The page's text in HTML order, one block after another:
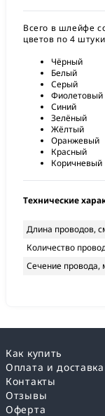
Всего в шлейфе
цветов по 4
Чёрный
Белый
Серый
Фиолетовый
Синий
Зелёный
Жёлтый
Оранжевый
Красный
Коричневый
Технические
Длина проводов,
Количество
Сечение провода,
Как купить
Оплата и доставка
Контакты
Отзывы
Оферта